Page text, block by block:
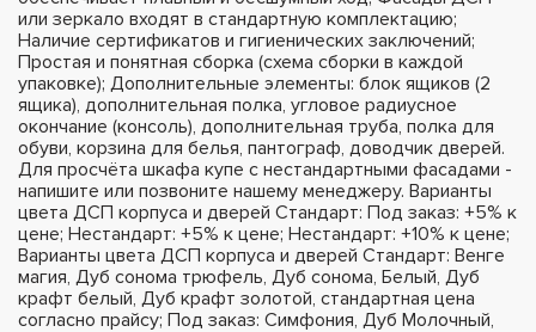
или зеркало входят в стандартную комплектацию;
Наличие сертификатов и гигиенических заключений;
Простая и понятная сборка (схема сборки в каждой
упаковке); Дополнительные элементы: блок ящиков (2
ящика), дополнительная полка, угловое радиусное
окончание (консоль), дополнительная труба, полка для
обуви, корзина для белья, пантограф, доводчик дверей.
Для просчёта шкафа купе с нестандартными фасадами -
напишите или позвоните нашему менеджеру. Варианты
цвета ДСП корпуса и дверей Стандарт: Под заказ: +5% к
цене; Нестандарт: +5% к цене; Нестандарт: +10% к цене;
Варианты цвета ДСП корпуса и дверей Стандарт: Венге
магия, Дуб сонома трюфель, Дуб сонома, Белый, Дуб
крафт белый, Дуб крафт золотой, стандартная цена
согласно прайсу; Под заказ: Симфония, Дуб Молочный,